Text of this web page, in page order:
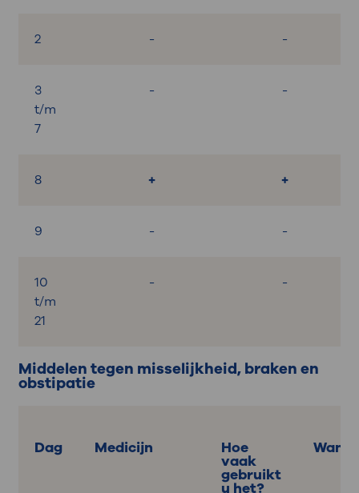
2 - -
3
t/m
7
- -
8 + +
9 - -
10
t/m
21
- -
Middelen tegen misselijkheid, braken en
obstipatie
Dag Medicijn Hoe
vaak
gebruikt
u het?